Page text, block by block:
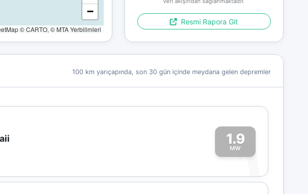
−
© CARTO, © MTA Yerbilimleri
Resmi Rapora Git
100 km yarıçapında, son 30 gün içinde meydana gelen depremler
1.9
MW
1